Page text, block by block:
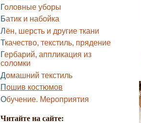
Головные уборы
Батик и набойка
Лён, шерсть и другие ткани
Ткачество, текстиль, прядение
Гербарий, аппликация из
соломки
Домашний текстиль
Пошив костюмов
Обучение. Мероприятия
Читайте на сайте: